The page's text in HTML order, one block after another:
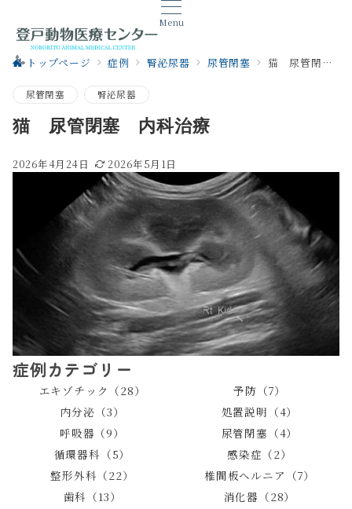
Menu
トップページ 症例 腎泌尿器 尿管閉塞 猫 尿管閉塞 内科治療
尿管閉塞 腎泌尿器
猫 尿管閉塞 内科治療
2026年4月24日 2026年5月1日
症例カテゴリー
エキゾチック（28）
予防（7）
内分泌（3）
処置説明（4）
呼吸器（9）
尿管閉塞（4）
循環器科（5）
感染症（2）
整形外科（22）
椎間板ヘルニア（7）
歯科（13）
消化器（28）